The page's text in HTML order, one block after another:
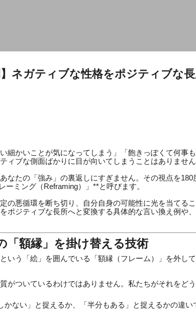
ネガティブな性格をポジティブな
い細かいことが気になってしまう」「飽きっぽくて何
ィブな側面ばかりに目が向いてしまうことはありません
なたの「強み」の裏返しにすぎません。その視点を180
ミング（Reframing）」**と呼びます。
の悪循環を断ち切り、自分自身の可能性に光を当てる
ポジティブな長所へと変換する具体的な言い換え例や
「額縁」を掛け替える技術
いう「絵」を囲んでいる「額縁（フレーム）」を外し
がついているわけではありません。私たちがそれをどう
かない」と捉えるか、「半分もある」と捉えるかの違い